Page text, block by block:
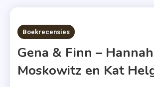
7 MINS READ
Boekrecensies
Gena & Finn – Hannah
Moskowitz en Kat